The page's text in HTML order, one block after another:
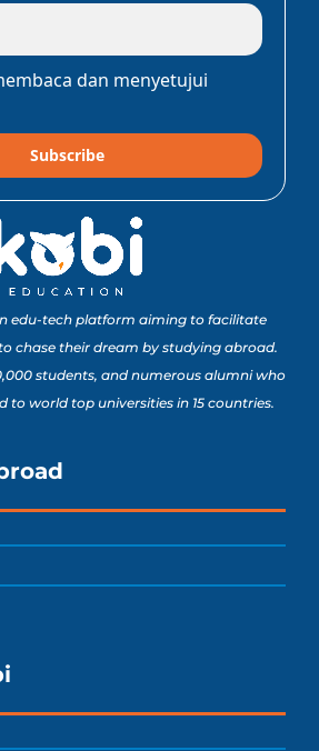
dan menyetujui
Subscribe
edu-tech platform aiming to facilitate
chase their dream by studying abroad.
students, and numerous alumni who
to world top universities in 15 countries.